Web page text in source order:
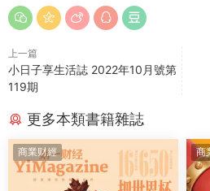
上一篇
小日子享生活誌 2022年10月號第
119期
更多本類書籍雜誌
商業财經 商